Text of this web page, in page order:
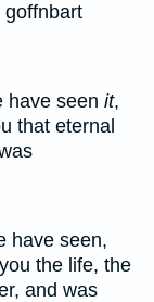
goffnbart
have seen it,
that eternal
have seen,
the life, the
and was